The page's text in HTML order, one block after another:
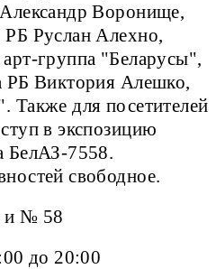
Воронище,
РБ Руслан Алехно,
группа "Беларусы",
РБ Виктория Алешко,
для посетителей
в экспозицию
БелАЗ-7558.
свободное.
и № 58
до 20:00